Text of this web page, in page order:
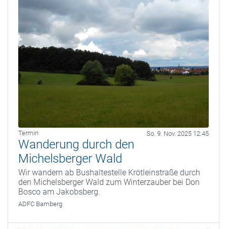
Termin So. 9. Nov. 2025 12:45
Wanderung durch den
Michelsberger Wald
Wir wandern ab Bushaltestelle Krötleinstraße durch
den Michelsberger Wald zum Winterzauber bei Don
Bosco am Jakobsberg.
ADFC Bamberg